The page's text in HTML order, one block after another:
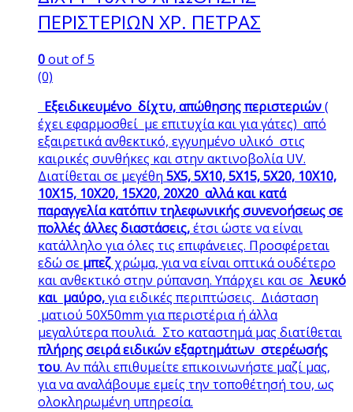
ΠΕΡΙΣΤΕΡΙΩΝ ΧΡ. ΠΕΤΡΑΣ
0out of 5
(0)
Εξειδικευμένο δίχτυ, απώθησηςπεριστεριών(
έχει εφαρμοσθεί με επιτυχία και για γάτες) από
εξαιρετικά ανθεκτικό, εγγυημένο υλικό στις
καιρικές συνθήκες και στην ακτινοβολία UV.
Διατίθεται σε μεγέθη 5Χ5, 5Χ10, 5Χ15, 5Χ20, 10Χ10,
10Χ15, 10Χ20, 15Χ20, 20Χ20 αλλά και κατά
παραγγελία κατόπιν τηλεφωνικής συνενοήσεως σε
πολλές άλλες διαστάσεις,έτσι ώστε να είναι
κατάλληλο για όλες τις επιφάνειες. Προσφέρεται
εδώ σε μπεζ χρώμα, για να είναι οπτικά ουδέτερο
και ανθεκτικό στην ρύπανση. Υπάρχει και σε λευκό
και μαύρο,για ειδικές περιπτώσεις. Διάσταση
ματιού 50Χ50mm για περιστέρια ή άλλα
μεγαλύτερα πουλιά. Στο καταστημά μας διατίθεται
πλήρης σειρά ειδικών εξαρτημάτων στερέωσής
του. Αν πάλι επιθυμείτε επικοινωνήστε μαζί μας,
για να αναλάβουμε εμείς την τοποθέτησή του, ως
ολοκληρωμένη υπηρεσία.